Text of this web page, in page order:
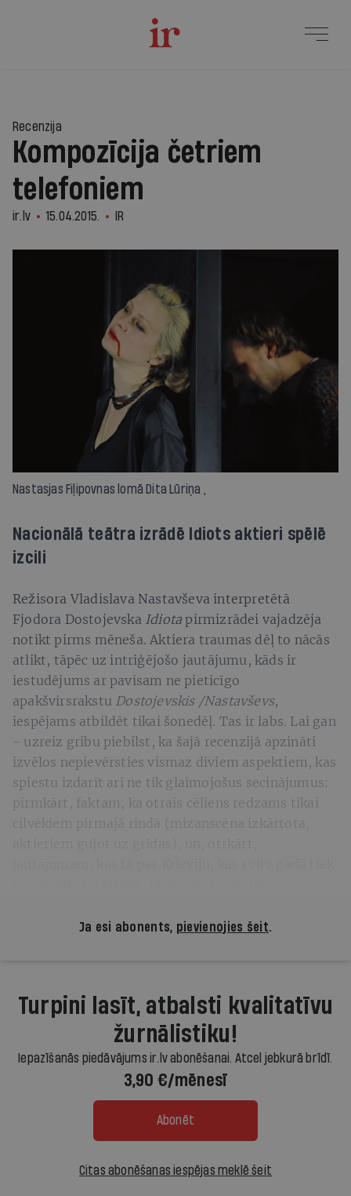
Recenzija
Kompozīcija četriem
telefoniem
ir.lv 15.04.2015. IR
Nastasjas Fiļipovnas lomā Dita Lūriņa ,
Nacionālā teātra izrādē Idiots aktieri spēlē
izcili
Režisora Vladislava Nastavševa interpretētā
Fjodora Dostojevska Idiotapirmizrādei vajadzēja
notikt pirms mēneša. Aktiera traumas dēļ to nācās
atlikt, tāpēc uz intriģējošo jautājumu, kāds ir
iestudējums ar pavisam ne pieticīgo
apakšvirsrakstu Dostojevskis /Nastavševs,
iespējams atbildēt tikai šonedēļ. Tas ir labs. Lai gan
- uzreiz gribu piebilst, ka šajā recenzijā apzināti
izvēlos nepievērsties vismaz diviem aspektiem, kas
spiestu izdarīt arī ne tik glaimojošus secinājumus:
pirmkārt, faktam, ka otrais cēliens redzams tikai
cilvēkiem pirmajā rindā (mizanscēna izkārtota,
Ja esi abonents, pievienojies šeit.
Turpini lasīt, atbalsti kvalitatīvu
žurnālistiku!
Iepazīšanās piedāvājums ir.lv abonēšanai. Atcel jebkurā brīdī.
3,90 €/mēnesī
Abonēt
Citas abonēšanas iespējas meklē šeit